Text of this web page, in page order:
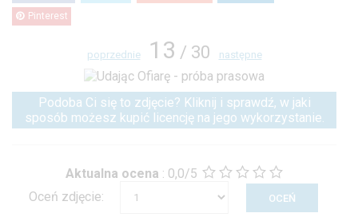
Pinterest
poprzednie 13 / 30 następne
Podoba Ci się to zdjęcie? Kliknij i sprawdź, w jaki
sposób możesz kupić licencję na jego wykorzystanie.
Aktualna ocena : 0,0/5
Oceń zdjęcie: